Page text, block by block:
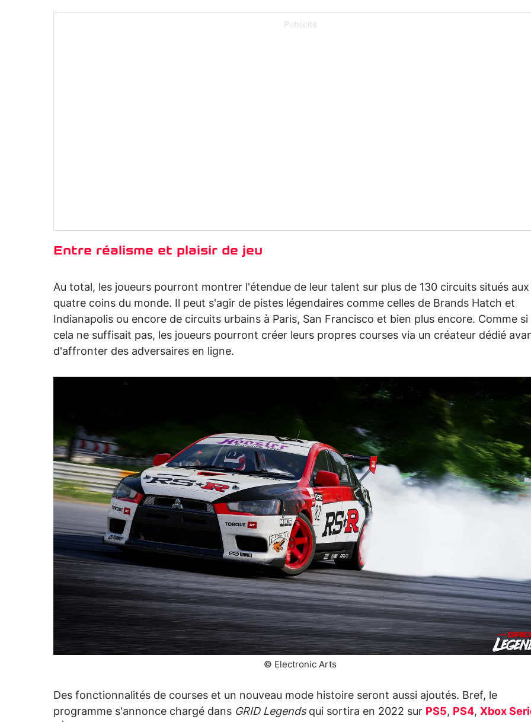
Publicité
Entre réalisme et plaisir de jeu
Au total, les joueurs pourront montrer l'étendue de leur talent sur plus de 130 circuits situés aux
quatre coins du monde. Il peut s'agir de pistes légendaires comme celles de Brands Hatch et
Indianapolis ou encore de circuits urbains à Paris, San Francisco et bien plus encore. Comme si
cela ne suffisait pas, les joueurs pourront créer leurs propres courses via un créateur dédié
d'affronter des adversaires en ligne.
© Electronic Arts
Des fonctionnalités de courses et un nouveau mode histoire seront aussi ajoutés. Bref, le
programme s'annonce chargé dans GRID Legendsqui sortira en 2022 sur PS5, PS4, Xbox